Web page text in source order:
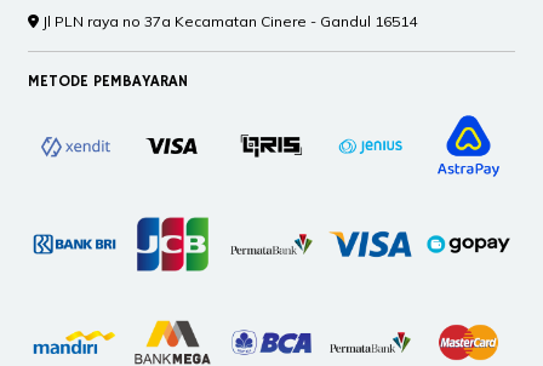
Jl PLN raya no 37a Kecamatan Cinere - Gandul 16514
METODE PEMBAYARAN